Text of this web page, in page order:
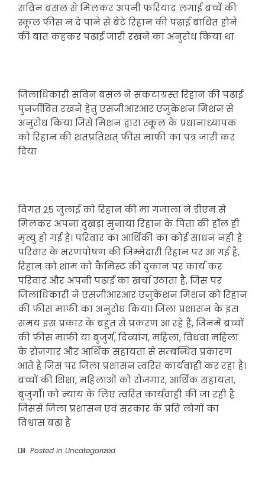
सविन बंसल से मिलकर अपनी फरियाद लगाई बच्चें की
स्कूल फीस न दे पाने से बेटे रिहान की पढाई बाधित होने
की बात कहकर पढाई जारी रखने का अनुरोध किया था
जिलाधिकारी सविन बसंल ने संकटाग्रस्त रिहान की पढाई
पुनर्जीवित रखने हेतु एसजीआरआर एजुकेशन मिशन से
अनुरोध किया जिसे मिशन द्वारा स्कूल के प्रधानाध्यापक
को रिहान की शतप्रतिशत् फीस माफी का पत्र जारी कर
दिया
विगत 25 जुलाई को रिहान की मा गजाला ने डीएम से
मिलकर अपना दुखड़ा सुनाया रिहान के पिता की हॉल ही
मृत्यु हो गई है। परिवार का आर्थिकी का कोई साधन नही है
परिवार के भरणपोषण की जिम्मेदारी रिहान पर आ गई है,
रिहान को शाम को कैमिस्ट की दुकान पर कार्य कर
परिवार और अपनी पढाई का खर्चा उठाता है, जिस पर
जिलाधिकारी ने एसजीआरआर एजुकेशन मिशन को रिहान
की फीस माफी का अनुरोध किया। जिला प्रशासन के इस
समय इस प्रकार के बहुत से प्रकरण आ रहे हैं, जिनमें बच्चों
की फीस माफी या बुजुर्ग, दिव्यांग, महिला, विधवा महिला
के रोजगार और आर्थिक सहायता से सम्बन्धित प्रकारण
आते है जिस पर जिला प्रशासन त्वरित कार्यवाही कर रहा है।
बच्चों की शिक्षा, महिलाओं को रोजगार, आर्थिक सहायता,
बुजुर्गो। को न्याय के लिए त्वरित कार्यवाही की जा रही है
जिससे जिला प्रशासन एवं सरकार के प्रति लोगों का
विश्वास बढा है
Posted in Uncategorized